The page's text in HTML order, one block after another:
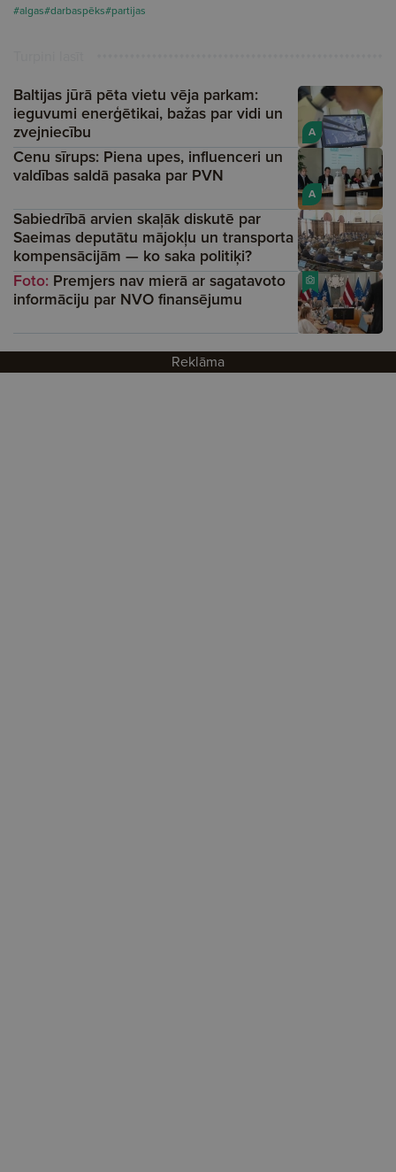
#algas#darbaspēks#partijas
A
Baltijas jūrā pēta vietu vēja parkam:
ieguvumi enerģētikai, bažas par vidi un
zvejniecību
A
Cenu sīrups: Piena upes, influenceri un
valdības saldā pasaka par PVN
Sabiedrībā arvien skaļāk diskutē par
Saeimas deputātu mājokļu un transporta
kompensācijām — ko saka politiķi?
Foto: Premjers nav mierā ar sagatavoto
informāciju par NVO finansējumu
Reklāma